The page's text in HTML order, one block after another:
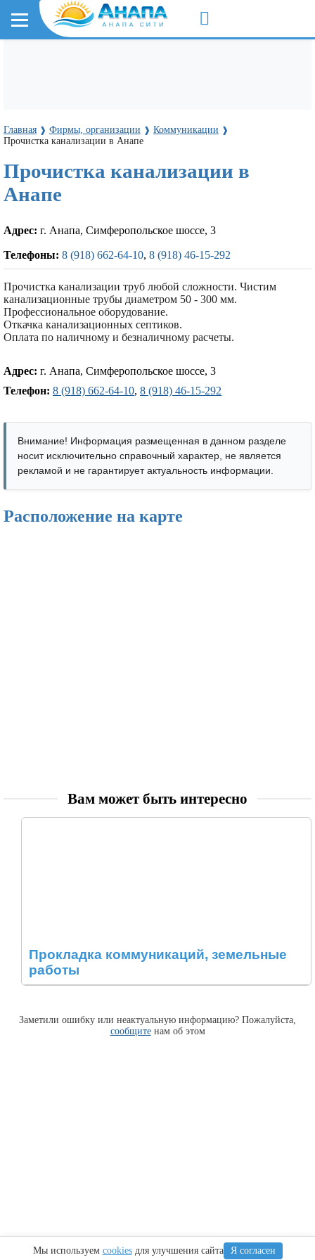
Главная ❱ Фирмы, организации ❱ Коммуникации ❱
Прочистка канализации в Анапе
Прочистка канализации в
Анапе
Адрес: г. Анапа, Симферопольское шоссе, 3
Телефоны: 8 (918) 662-64-10, 8 (918) 46-15-292
Прочистка канализации труб любой сложности. Чистим
канализационные трубы диаметром 50 - 300 мм.
Профессиональное оборудование.
Откачка канализационных септиков.
Оплата по наличному и безналичному расчеты.
Адрес: г. Анапа, Симферопольское шоссе, 3
Телефон: 8 (918) 662-64-10, 8 (918) 46-15-292
Внимание! Информация размещенная в данном разделе
носит исключительно справочный характер, не является
рекламой и не гарантирует актуальность информации.
Расположение на карте
Вам может быть интересно
Прокладка коммуникаций, земельные
работы
Заметили ошибку или неактуальную информацию? Пожалуйста,
сообщитенам об этом
ИнформацияСочи Крым Регионы
Мы используем cookiesдля улучшения сайта Я согласен